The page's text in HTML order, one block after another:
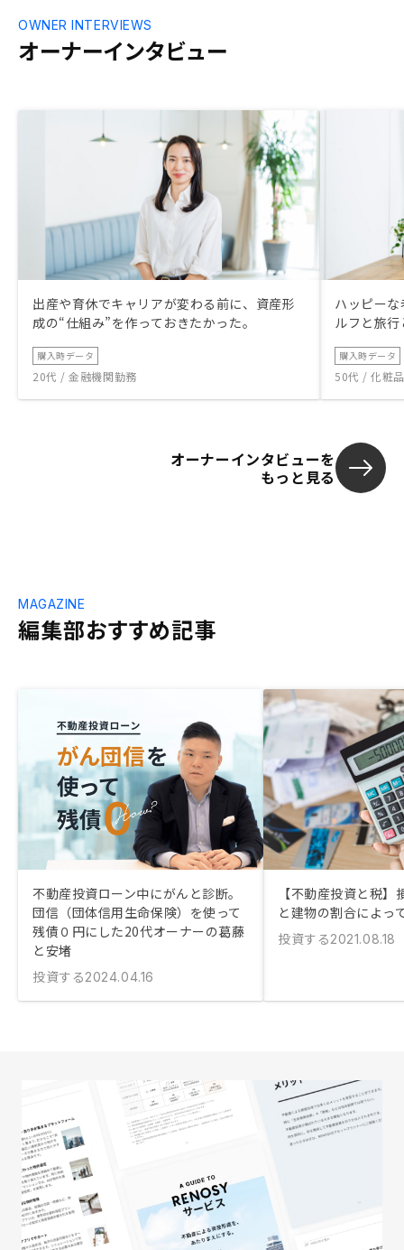
オーナーインタビュー
OWNER INTERVIEWS
出産や育休でキャリアが変わる前に、資産形
成の“仕組み”を作っておきたかった。
購入時データ
20代 / 金融機関勤務
ハッピー
ルフと旅
購入時データ
50代 / 化粧
オーナーインタビューを
もっと見る
編集部おすすめ記事
MAGAZINE
不動産投資ローン中にがんと診断。
団信（団体信用生命保険）を使って
残債０円にした20代オーナーの葛藤
と安堵
投資する2024.04.16
【不動産投資と税
と建物の割合によっ
投資する2021.08.18